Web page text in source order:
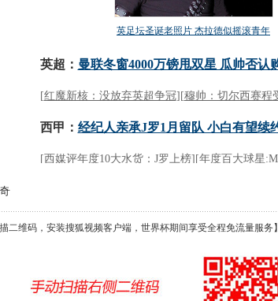
维码，安装搜狐视频客户端，世界杯期间享受全程免流量服务】